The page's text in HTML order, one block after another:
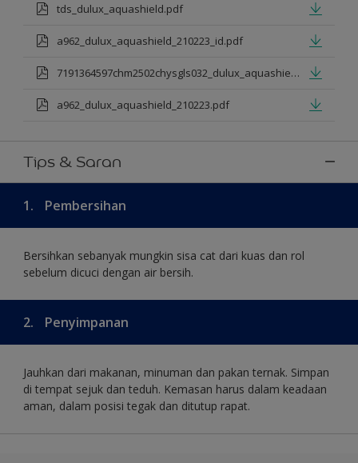
tds_dulux_aquashield.pdf
a962_dulux_aquashield_210223_id.pdf
7191364597chm2502chysgls032_dulux_aquashield.pdf
a962_dulux_aquashield_210223.pdf
Tips & Saran
1. Pembersihan
Bersihkan sebanyak mungkin sisa cat dari kuas dan rol
sebelum dicuci dengan air bersih.
2. Penyimpanan
Jauhkan dari makanan, minuman dan pakan ternak. Simpan
di tempat sejuk dan teduh. Kemasan harus dalam keadaan
aman, dalam posisi tegak dan ditutup rapat.